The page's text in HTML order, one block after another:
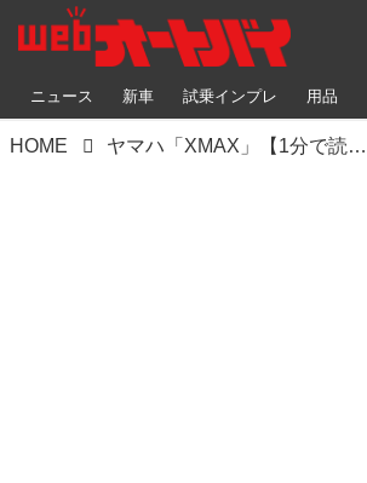
ニュース 新車 試乗インプレ 用品
HOME ヤマハ「XMAX」【1分で読める 国内メーカーのバイク紹介 2024年現行モデル】